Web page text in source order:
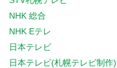
NHK 総合
NHK Eテレ
日本テレビ
日本テレビ(札幌テレビ制作)